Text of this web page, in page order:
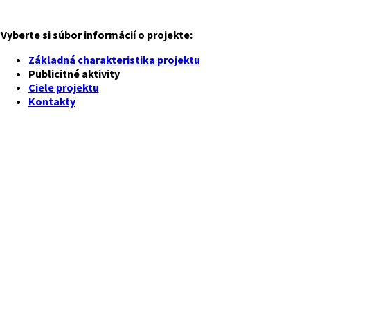
Vyberte si súbor informácií o projekte:
Základná charakteristika projektu
Publicitné aktivity
Ciele projektu
Kontakty